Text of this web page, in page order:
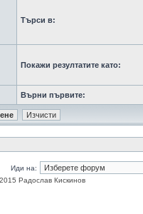
Търси в:
Покажи резултатите като:
Върни първите:
Иди на:
Радослав Кискинов